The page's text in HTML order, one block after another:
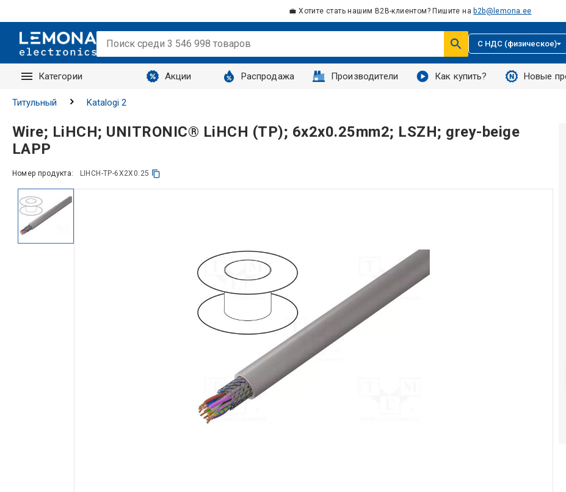
💼 Хотите стать нашим B2B-клиентом? Пишите на b2b@lemona.ee
С НДС (физическое)
Категории Акции Распродажа Производители Как купить? Новые
Запросы
Титульный Katalogi 2
Wire; LiHCH; UNITRONIC® LiHCH (TP); 6x2x0.25mm2; LSZH; grey-beige
LAPP
Номер продукта: LIHCH-TP-6X2X0.25